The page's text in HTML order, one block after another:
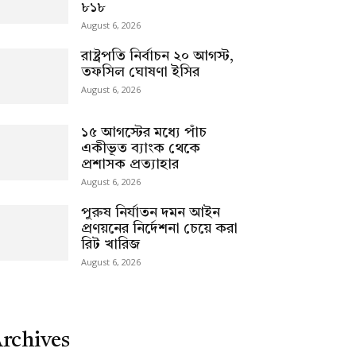
৮১৮
August 6, 2026
রাষ্ট্রপতি নির্বাচন ২০ আগস্ট,
তফসিল ঘোষণা ইসির
August 6, 2026
১৫ আগস্টের মধ্যে পাঁচ
একীভূত ব্যাংক থেকে
প্রশাসক প্রত্যাহার
August 6, 2026
পুরুষ নির্যাতন দমন আইন
প্রণয়নের নির্দেশনা চেয়ে করা
রিট খারিজ
August 6, 2026